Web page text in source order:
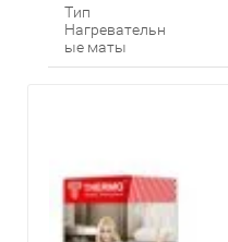
Тип
Нагревательн
ые маты